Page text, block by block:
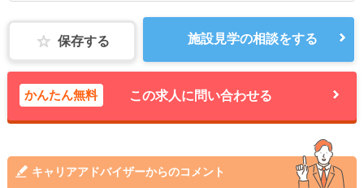
保存する 施設見学の相談をする
かんたん無料 この求人に問い合わせる
キャリアアドバイザーからのコメント